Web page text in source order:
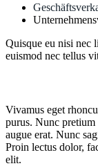
Quisque eu nisi nec
euismod nec tellus
Vivamus eget
purus. Nunc
augue erat. Nunc
Proin lectus dolor,
elit.